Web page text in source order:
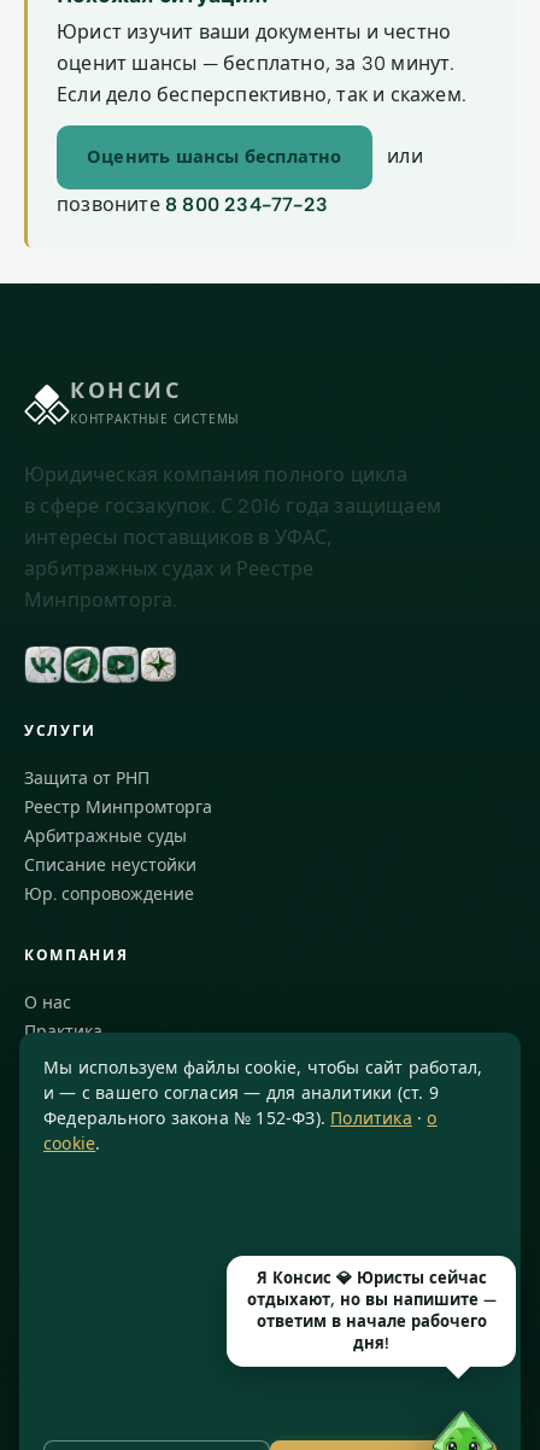
Юрист изучит ваши документы и честно
оценит шансы — бесплатно, за 30 минут.
Если дело бесперспективно, так и скажем.
Оценить шансы бесплатно или
позвоните 8 800 234-77-23
КОНСИС
КОНТРАКТНЫЕ СИСТЕМЫ
Юридическая компания полного цикла
в сфере госзакупок. С 2016 года защищаем
интересы поставщиков в УФАС,
арбитражных судах и Реестре
Минпромторга.
УСЛУГИ
Защита от РНП
Реестр Минпромторга
Арбитражные суды
Списание неустойки
Юр. сопровождение
КОМПАНИЯ
О нас
Практика
Блог
Команда
Благодарности
Москва, Варшавское шоссе, д. 1А, помещение 14/7
© 2016–2026 ООО «КОНСИС» · ИНН 7724372334 · КПП 772601001
Мы используем файлы cookie, чтобы сайт работал,
и — с вашего согласия — для аналитики (ст. 9
Федерального закона № 152-ФЗ). Политика ·о
cookie.
Я Консис 💎 Юристы сейчас
отдыхают, но вы напишите —
ответим в начале рабочего
дня!